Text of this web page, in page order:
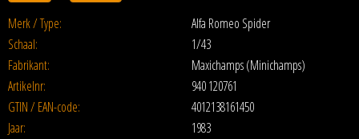
Merk / Type:
Alfa Romeo Spider
Schaal:
1/43
Fabrikant:
Maxichamps (Minichamps)
Artikelnr:
940 120761
GTIN / EAN-code:
4012138161450
Jaar:
1983